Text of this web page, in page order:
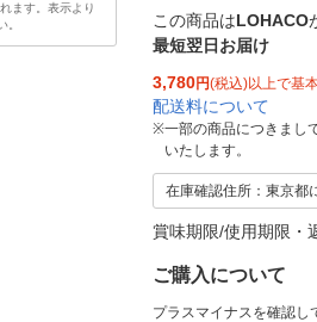
ます。表示より
。
この商品はLOHACO
最短翌日お届け
3,780円(税込)以上で基
配送料について
※一部の商品につきまし
いたします。
在庫確認住所：東京都
賞味期限/使用期限・
ご購入について
プラスマイナスを確認し